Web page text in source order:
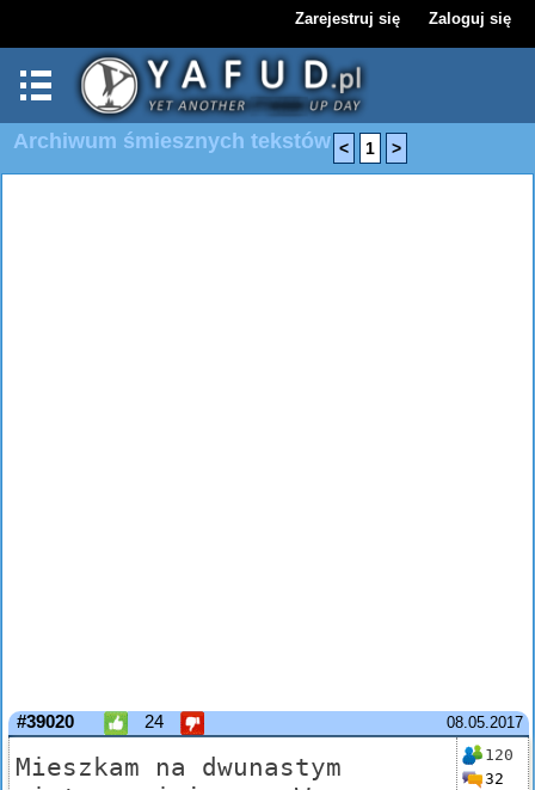
Zarejestruj się Zaloguj się
Archiwum śmiesznych tekstów < 1 >
08.05.2017
#39020 24
120
32
Mieszkam na dwunastym